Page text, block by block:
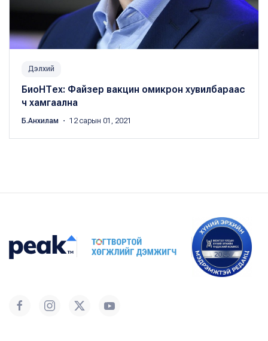
Дэлхий
БиоНТех: Файзер вакцин омикрон хувилбараас
ч хамгаална
Б.Анхилам ・ 12 сарын 01, 2021